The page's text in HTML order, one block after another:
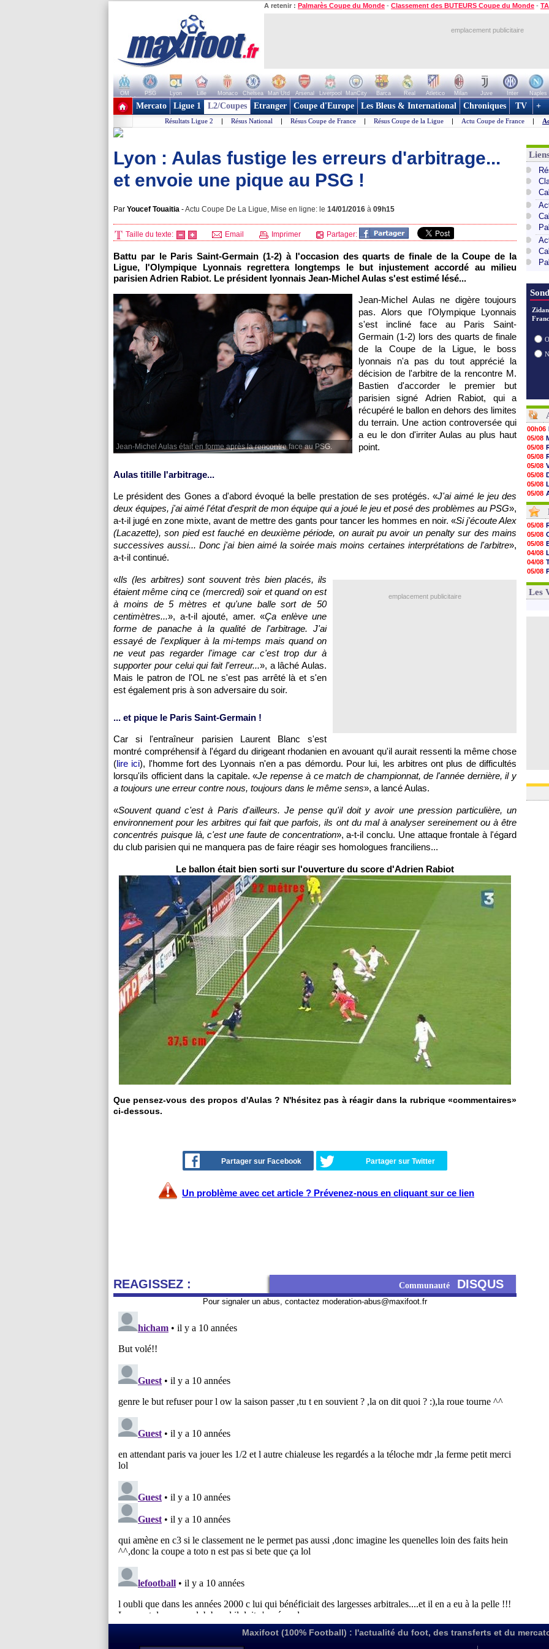
A retenir : Palmarès Coupe du Monde - Classement des BUTEURS Coupe du Monde -
emplacement publicitaire
OM PSG Lyon Lille Monaco Chelsea Man Utd Arsenal Liverpool ManCity Barca Real Atletico Milan Juve Inter Naples
+ de clubs
Mercato Ligue 1 L2/Coupes Etranger Coupe d'Europe Les Bleus & International Chroniques TV +
Résultats Ligue 2 | Résus National | Résus Coupe de France | Résus Coupe de la Ligue | Actu Coupe de France |
Lyon : Aulas fustige les erreurs d'arbitrage...
et envoie une pique au PSG !
Par Youcef Touaitia -Actu Coupe De La Ligue, Mise en ligne: le 14/01/2016 à 09h15
Taille du texte: Email Imprimer Partager:
Battu par le Paris Saint-Germain (1-2) à l'occasion des quarts de finale de la Coupe de la
Ligue, l'Olympique Lyonnais regrettera longtemps le but injustement accordé au milieu
parisien Adrien Rabiot. Le président lyonnais Jean-Michel Aulas s'est estimé lésé...
Jean-Michel Aulas était en forme après la rencontre face au PSG.
Jean-Michel Aulas ne digère toujours
pas. Alors que l'Olympique Lyonnais
s'est incliné face au Paris Saint-
Germain (1-2) lors des quarts de finale
de la Coupe de la Ligue, le boss
lyonnais n'a pas du tout apprécié la
décision de l'arbitre de la rencontre M.
Bastien d'accorder le premier but
parisien signé Adrien Rabiot, qui a
récupéré le ballon en dehors des limites
du terrain. Une action controversée qui
a eu le don d'irriter Aulas au plus haut
point.
Aulas titille l'arbitrage...
Le président des Gones a d'abord évoqué la belle prestation de ses protégés. «J'ai aimé le jeu des
deux équipes, j'ai aimé l'état d'esprit de mon équipe qui a joué le jeu et posé des problèmes au PSG»,
a-t-il jugé en zone mixte, avant de mettre des gants pour tancer les hommes en noir. «Si j'écoute Alex
(Lacazette), son pied est fauché en deuxième période, on aurait pu avoir un penalty sur des mains
successives aussi... Donc j'ai bien aimé la soirée mais moins certaines interprétations de l'arbitre»,
a-t-il continué.
emplacement publicitaire
«Ils (les arbitres) sont souvent très bien placés, ils
étaient même cinq ce (mercredi) soir et quand on est
à moins de 5 mètres et qu'une balle sort de 50
centimètres...», a-t-il ajouté, amer. «Ça enlève une
forme de panache à la qualité de l'arbitrage. J'ai
essayé de l'expliquer à la mi-temps mais quand on
ne veut pas regarder l'image car c'est trop dur à
supporter pour celui qui fait l'erreur...», a lâché Aulas.
Mais le patron de l'OL ne s'est pas arrêté là et s'en
est également pris à son adversaire du soir.
... et pique le Paris Saint-Germain !
Car si l'entraîneur parisien Laurent Blanc s'est
montré compréhensif à l'égard du dirigeant rhodanien en avouant qu'il aurait ressenti la même chose
(lire ici), l'homme fort des Lyonnais n'en a pas démordu. Pour lui, les arbitres ont plus de difficultés
lorsqu'ils officient dans la capitale. «Je repense à ce match de championnat, de l'année dernière, il y
a toujours une erreur contre nous, toujours dans le même sens», a lancé Aulas.
«Souvent quand c'est à Paris d'ailleurs. Je pense qu'il doit y avoir une pression particulière, un
environnement pour les arbitres qui fait que parfois, ils ont du mal à analyser sereinement ou à être
concentrés puisque là, c'est une faute de concentration», a-t-il conclu. Une attaque frontale à l'égard
du club parisien qui ne manquera pas de faire réagir ses homologues franciliens...
Le ballon était bien sorti sur l'ouverture du score d'Adrien Rabiot
Que pensez-vous des propos d'Aulas ? N'hésitez pas à réagir dans la rubrique «commentaires»
ci-dessous.
Partager sur Facebook Partager sur Twitter
Un problème avec cet article ? Prévenez-nous en cliquant sur ce lien
REAGISSEZ : Communauté DISQUS
Pour signaler un abus, contactez moderation-abus@maxifoot.fr
00h06
05/08
05/08
05/08
05/08
05/08
05/08
05/08
05/08
05/08
05/08
05/08
05/08
05/08
05/08
05/08
05/08
05/08
05/08
05/08
05/08
05/08
04/08
04/08
05/08
04/08
Les
Maxifoot (100% Football) : l'actualité du foot, des transferts et du